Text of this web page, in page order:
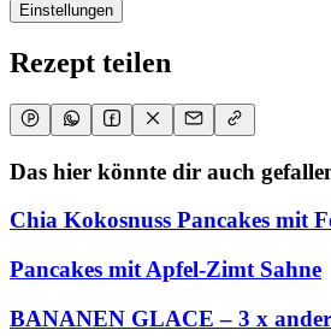
Einstellungen
Rezept teilen
Das hier könnte dir auch
Chia Kokosnuss Pancakes mit
Pancakes mit Apfel-Zimt Sahne
BANANEN GLACE – 3 x